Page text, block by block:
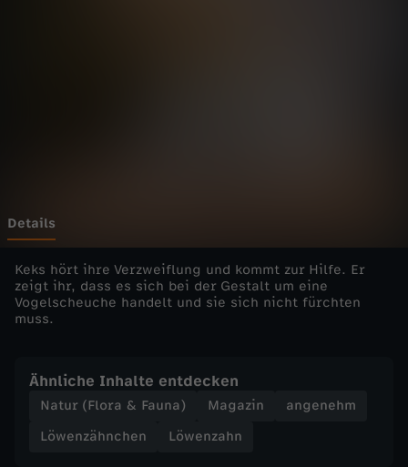
n
-
S
h
l
Details
Keks hört ihre Verzweiflung und kommt zur Hilfe. Er
zeigt ihr, dass es sich bei der Gestalt um eine
Vogelscheuche handelt und sie sich nicht fürchten
muss.
Ähnliche Inhalte entdecken
Natur (Flora & Fauna) Magazin
angenehm
Löwenzähnchen
Löwenzahn